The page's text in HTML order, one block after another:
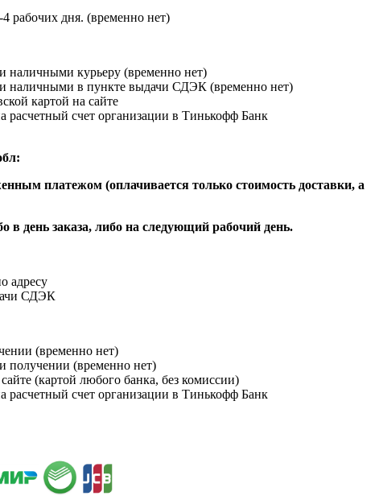
рабочих дня. (временно нет)
наличными курьеру (временно нет)
наличными в пункте выдачи СДЭК (временно нет)
картой на сайте
расчетный счет организации в Тинькофф Банк
платежом (оплачивается только стоимость доставки, а
в день заказа, либо на следующий рабочий день.
адресу
СДЭК
(временно нет)
получении (временно нет)
(картой любого банка, без комиссии)
расчетный счет организации в Тинькофф Банк